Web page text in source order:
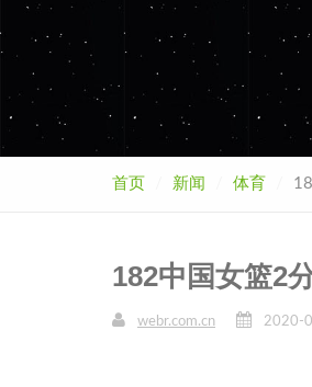
首页 新闻 体育
182中国女篮2
webr.com.cn 2020-